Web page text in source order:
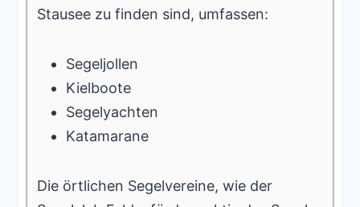
Stausee zu finden sind, umfassen:
Segeljollen
Kielboote
Segelyachten
Katamarane
Die örtlichen Segelvereine, wie der